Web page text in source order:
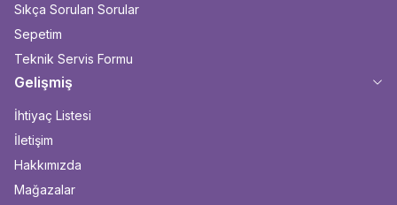
Sıkça Sorulan Sorular
Sepetim
Teknik Servis Formu
Gelişmiş
İhtiyaç Listesi
İletişim
Hakkımızda
Mağazalar